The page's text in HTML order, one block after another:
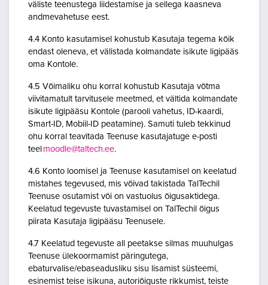
väliste teenustega liidestamise ja sellega kaasneva
andmevahetuse eest.
4.4 Konto kasutamisel kohustub Kasutaja tegema kõik
endast oleneva, et välistada kolmandate isikute ligipääs
oma Kontole.
4.5 Võimaliku ohu korral kohustub Kasutaja võtma
viivitamatult tarvitusele meetmed, et vältida kolmandate
isikute ligipääsu Kontole (parooli vahetus, ID-kaardi,
Smart-ID, Mobiil-ID peatamine). Samuti tuleb tekkinud
ohu korral teavitada Teenuse kasutajatuge e-posti
teel moodle@taltech.ee.
4.6 Konto loomisel ja Teenuse kasutamisel on keelatud
mistahes tegevused, mis võivad takistada TalTechil
Teenuse osutamist või on vastuolus õigusaktidega.
Keelatud tegevuste tuvastamisel on TalTechil õigus
piirata Kasutaja ligipääsu Teenusele.
4.7 Keelatud tegevuste all peetakse silmas muuhulgas
Teenuse ülekoormamist päringutega,
ebaturvalise/ebaseadusliku sisu lisamist süsteemi,
esinemist teise isikuna, autoriõiguste rikkumist, teiste